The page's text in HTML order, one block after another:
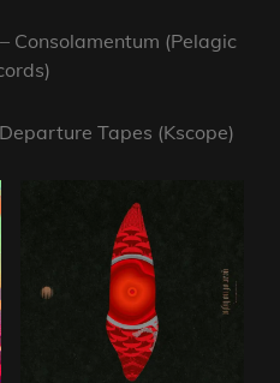
Consolamentum (Pelagic
Tapes (Kscope)